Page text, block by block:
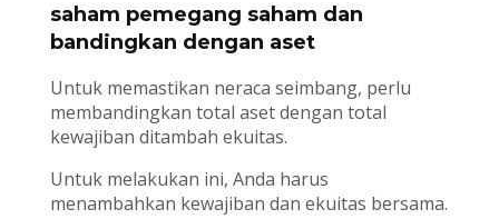
saham pemegang saham dan
bandingkan dengan aset
Untuk memastikan neraca seimbang, perlu
membandingkan total aset dengan total
kewajiban ditambah ekuitas.
Untuk melakukan ini, Anda harus
menambahkan kewajiban dan ekuitas bersama.